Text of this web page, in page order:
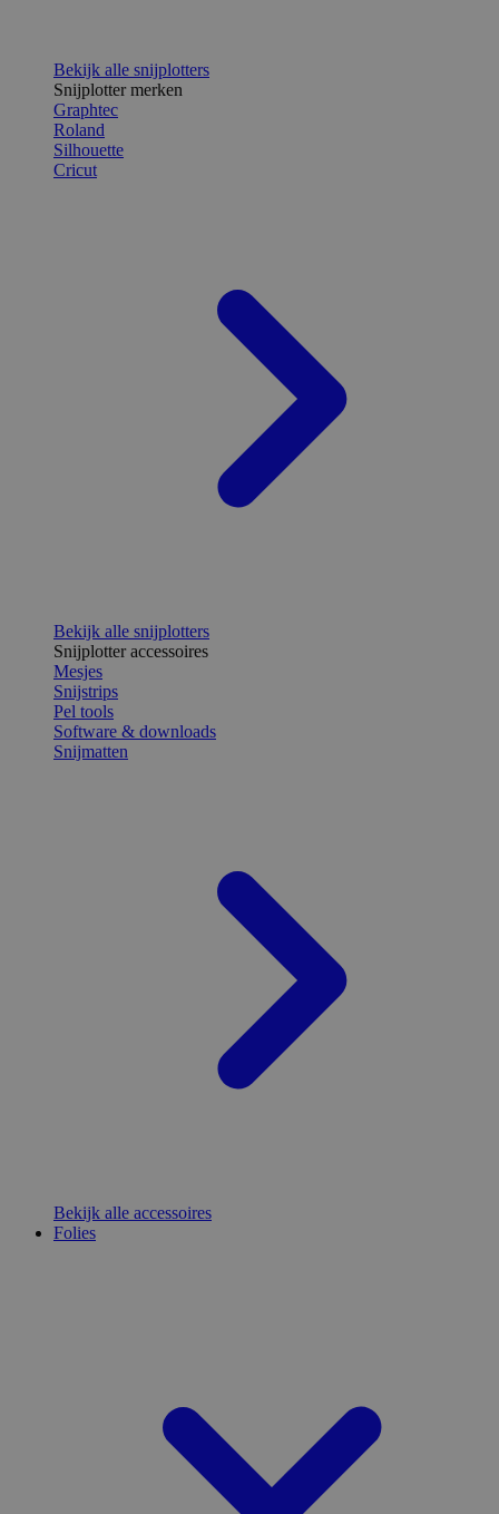
Bekijk alle snijplotters
Snijplotter merken
Graphtec
Roland
Silhouette
Cricut
Bekijk alle snijplotters
Snijplotter accessoires
Mesjes
Snijstrips
Pel tools
Software & downloads
Snijmatten
Bekijk alle accessoires
Folies